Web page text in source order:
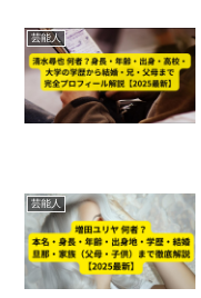
芸能人
芸能人